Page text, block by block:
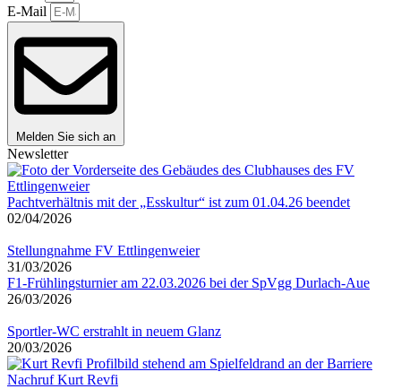
E-Mail
Melden Sie sich an
Newsletter
Pachtverhältnis mit der „Esskultur“ ist zum 01.04.26 beendet
02/04/2026
Stellungnahme FV Ettlingenweier
31/03/2026
F1-Frühlingsturnier am 22.03.2026 bei der SpVgg Durlach-Aue
26/03/2026
Sportler-WC erstrahlt in neuem Glanz
20/03/2026
Nachruf Kurt Revfi